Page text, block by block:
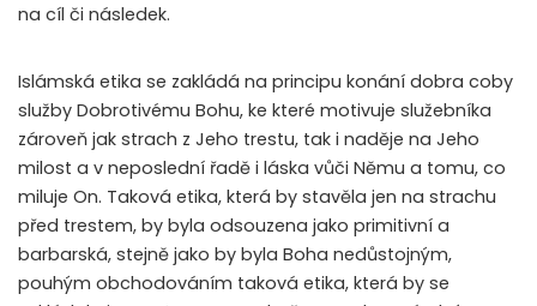
na cíl či následek.
Islámská etika se zakládá na principu konání dobra coby
služby Dobrotivému Bohu, ke které motivuje služebníka
zároveň jak strach z Jeho trestu, tak i naděje na Jeho
milost a v neposlední řadě i láska vůči Němu a tomu, co
miluje On. Taková etika, která by stavěla jen na strachu
před trestem, by byla odsouzena jako primitivní a
barbarská, stejně jako by byla Boha nedůstojným,
pouhým obchodováním taková etika, která by se